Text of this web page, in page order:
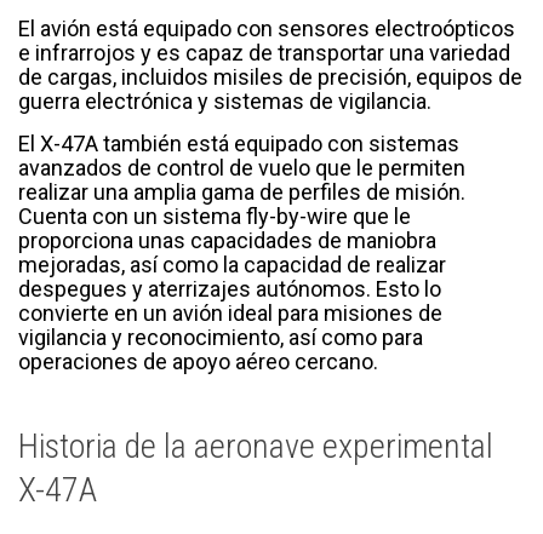
El avión está equipado con sensores electroópticos
e infrarrojos y es capaz de transportar una variedad
de cargas, incluidos misiles de precisión, equipos de
guerra electrónica y sistemas de vigilancia.
El X-47A también está equipado con sistemas
avanzados de control de vuelo que le permiten
realizar una amplia gama de perfiles de misión.
Cuenta con un sistema fly-by-wire que le
proporciona unas capacidades de maniobra
mejoradas, así como la capacidad de realizar
despegues y aterrizajes autónomos. Esto lo
convierte en un avión ideal para misiones de
vigilancia y reconocimiento, así como para
operaciones de apoyo aéreo cercano.
Historia de la aeronave experimental
X-47A